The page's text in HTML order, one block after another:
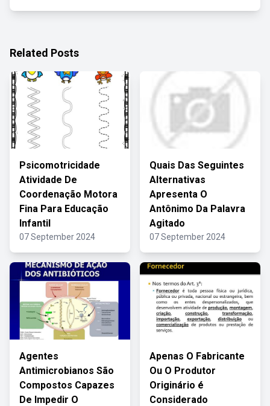
Related Posts
Psicomotricidade
Atividade De
Coordenação Motora
Fina Para Educação
Infantil
07 September 2024
Quais Das Seguintes
Alternativas
Apresenta O
Antônimo Da Palavra
Agitado
07 September 2024
Agentes
Antimicrobianos São
Compostos Capazes
De Impedir O
Apenas O Fabricante
Ou O Produtor
Originário é
Considerado